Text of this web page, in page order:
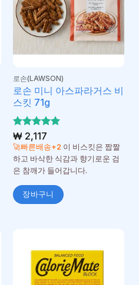
로손(LAWSON)
로손 미니 아스파라거스 비
스킷 71g
5 중에서
5로 평가
됨
₩2,117
🚀빠른배송+2이 비스킷은 짭짤
하고 바삭한 식감과 향기로운 검
은 참깨가 들어갑니다.
장바구니